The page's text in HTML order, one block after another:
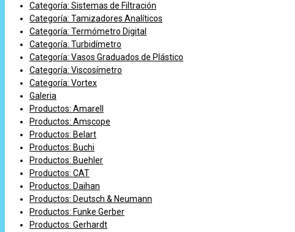
Categoría: Sistemas de Filtración
Categoría: Tamizadores Analíticos
Categoría: Termómetro Digital
Categoría: Turbidímetro
Categoría: Vasos Graduados de Plástico
Categoría: Viscosímetro
Categoría: Vortex
Galeria
Productos: Amarell
Productos: Amscope
Productos: Belart
Productos: Buchi
Productos: Buehler
Productos: CAT
Productos: Daihan
Productos: Deutsch & Neumann
Productos: Funke Gerber
Productos: Gerhardt